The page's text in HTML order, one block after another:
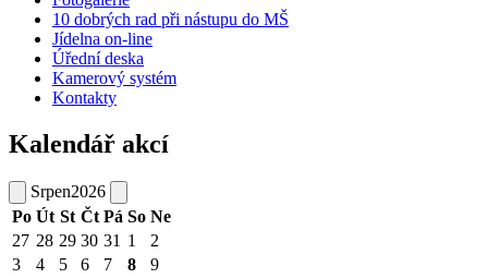
10 dobrých rad při nástupu do MŠ
Jídelna on-line
Úřední deska
Kamerový systém
Kontakty
Kalendář akcí
Srpen2026
Po Út St Čt Pá So Ne
27 28 29 30 31 1
2
3
4 5 6 7 8
9